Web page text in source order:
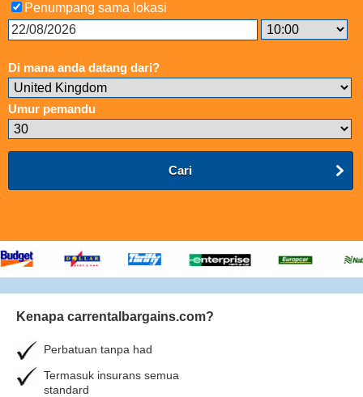
Penumpang sama lokasi
Di mana anda datang dari?
Umur pemandu
Cari
Kenapa carrentalbargains.com?
Perbatuan tanpa had
Termasuk insurans semua
standard